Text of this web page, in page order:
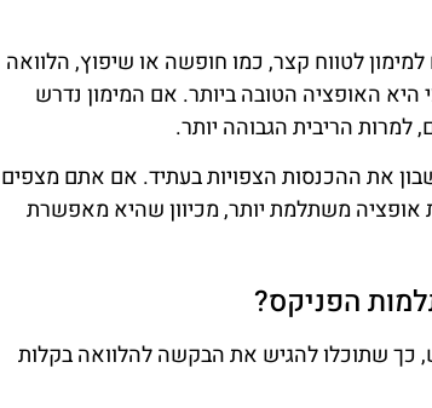
לטווח קצר, כמו חופשה או שיפוץ, הלוואה
חצי היא האופציה הטובה ביותר. אם המימון נדרש
את ההכנסות הצפויות בעתיד. אם אתם מצפים
אופציה משתלמת יותר, מכיוון שהיא מאפשרת
הפניקס?
כך שתוכלו להגיש את הבקשה להלוואה בקלות